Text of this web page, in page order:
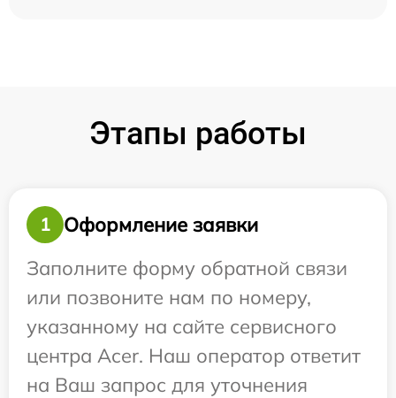
Этапы работы
1
Оформление заявки
Заполните форму обратной связи
или позвоните нам по номеру,
указанному на сайте сервисного
центра Acer. Наш оператор ответит
на Ваш запрос для уточнения